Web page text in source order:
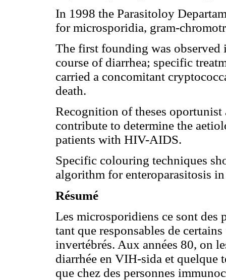
In 1998 the Parasitoloy
for microsporidia, gram-
The first founding was
course of diarrhea; specific
carried a concomitant
death.
Recognition of theses oportunist
contribute to determine the
patients with HIV-AIDS.
Specific colouring techniques
algorithm for enteroparasitosis
Résumé
Les microsporidiens ce sont des
tant que responsables de
invertébrés. Aux années 80, on
diarrhée en VIH-sida et quelque
que chez des personnes